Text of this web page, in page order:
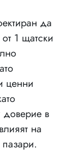
да
1 щатски
ценни
доверие в
на